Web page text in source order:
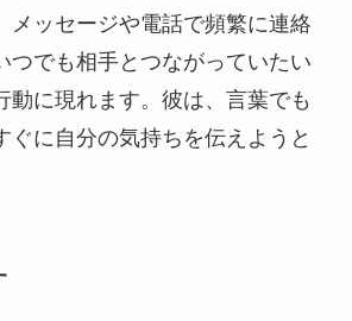
メッセージや電話で頻繁に連絡
つでも相手とつながっていたい
動に現れます。彼は、言葉でも
ぐに自分の気持ちを伝えようと